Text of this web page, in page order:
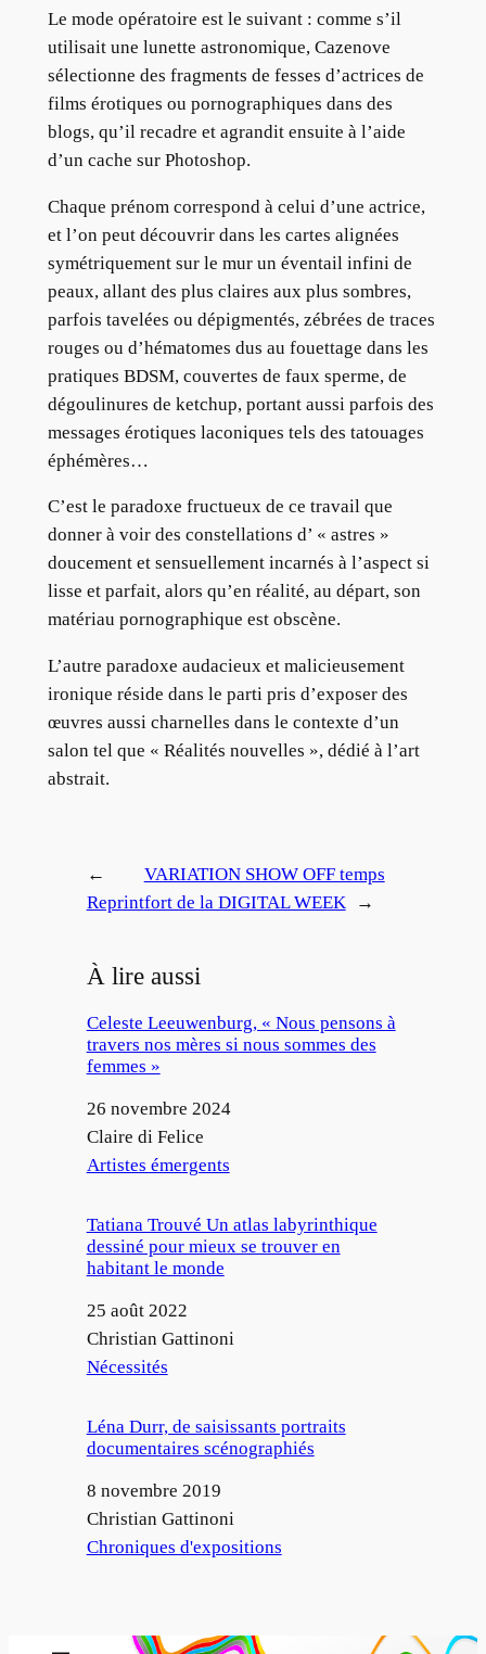
Le mode opératoire est le suivant : comme s’il
utilisait une lunette astronomique, Cazenove
sélectionne des fragments de fesses d’actrices de
films érotiques ou pornographiques dans des
blogs, qu’il recadre et agrandit ensuite à l’aide
d’un cache sur Photoshop.
Chaque prénom correspond à celui d’une actrice,
et l’on peut découvrir dans les cartes alignées
symétriquement sur le mur un éventail infini de
peaux, allant des plus claires aux plus sombres,
parfois tavelées ou dépigmentés, zébrées de traces
rouges ou d’hématomes dus au fouettage dans les
pratiques BDSM, couvertes de faux sperme, de
dégoulinures de ketchup, portant aussi parfois des
messages érotiques laconiques tels des tatouages
éphémères…
C’est le paradoxe fructueux de ce travail que
donner à voir des constellations d’ « astres »
doucement et sensuellement incarnés à l’aspect si
lisse et parfait, alors qu’en réalité, au départ, son
matériau pornographique est obscène.
L’autre paradoxe audacieux et malicieusement
ironique réside dans le parti pris d’exposer des
œuvres aussi charnelles dans le contexte d’un
salon tel que « Réalités nouvelles », dédié à l’art
abstrait.
←
Reprint
VARIATION SHOW OFF temps
fort de la DIGITAL WEEK
→
À lire aussi
Celeste Leeuwenburg, « Nous pensons à
travers nos mères si nous sommes des
femmes »
Date
26 novembre 2024
Auteur
Claire di Felice
Par rapport à
Artistes émergents
Tatiana Trouvé Un atlas labyrinthique
dessiné pour mieux se trouver en
habitant le monde
Date
25 août 2022
Auteur
Christian Gattinoni
Par rapport à
Nécessités
Léna Durr, de saisissants portraits
documentaires scénographiés
Date
8 novembre 2019
Auteur
Christian Gattinoni
Par rapport à
Chroniques d'expositions